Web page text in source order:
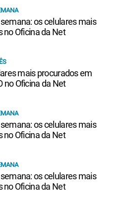
os celulares mais
no Oficina da Net
mais procurados em
no Oficina da Net
os celulares mais
no Oficina da Net
os celulares mais
no Oficina da Net